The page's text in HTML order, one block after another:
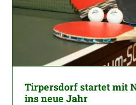
Tirpersdorf startet mit
ins neue Jahr